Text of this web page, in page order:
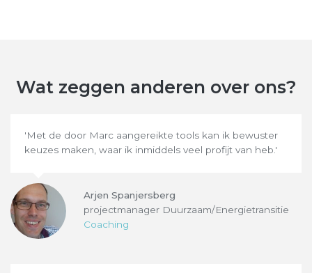
Wat zeggen anderen over ons?
'Met de door Marc aangereikte tools kan ik bewuster
keuzes maken, waar ik inmiddels veel profijt van heb.'
Arjen Spanjersberg
projectmanager Duurzaam/Energietransitie
Coaching